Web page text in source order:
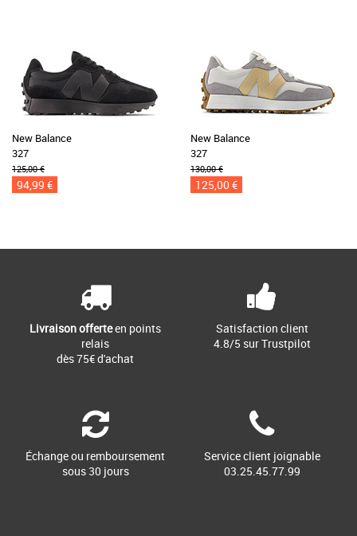
New Balance
327
125,00 €
94,99 €
New Balance
327
130,00 €
125,00 €
Livraison offerteen points
relais
dès 75€ d'achat
Satisfaction client
4.8/5 sur Trustpilot
Échange ou remboursement
sous 30 jours
Service client joignable
03.25.45.77.99